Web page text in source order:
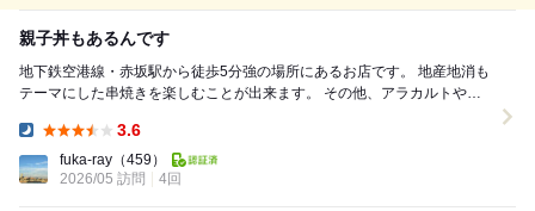
親子丼もあるんです
地下鉄空港線・赤坂駅から徒歩5分強の場所にあるお店です。 地産地消も
テーマにした串焼きを楽しむことが出来ます。 その他、アラカルトやデ
3.6
fuka-ray （459）
2026/05 訪問
4回